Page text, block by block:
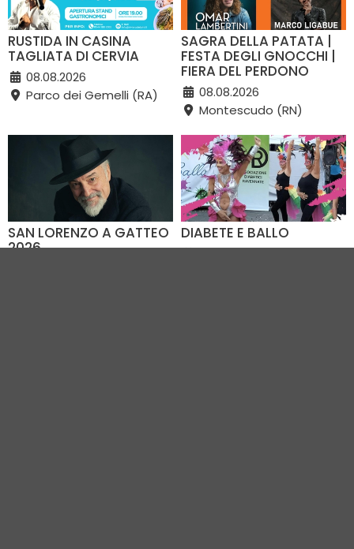
RUSTIDA IN CASINA
TAGLIATA DI CERVIA
08.08.2026
Parco dei Gemelli (RA)
SAGRA DELLA PATATA |
FESTA DEGLI GNOCCHI |
FIERA DEL PERDONO
08.08.2026
Montescudo (RN)
SAN LORENZO A GATTEO
2026
DIABETE E BALLO
09.08.2026